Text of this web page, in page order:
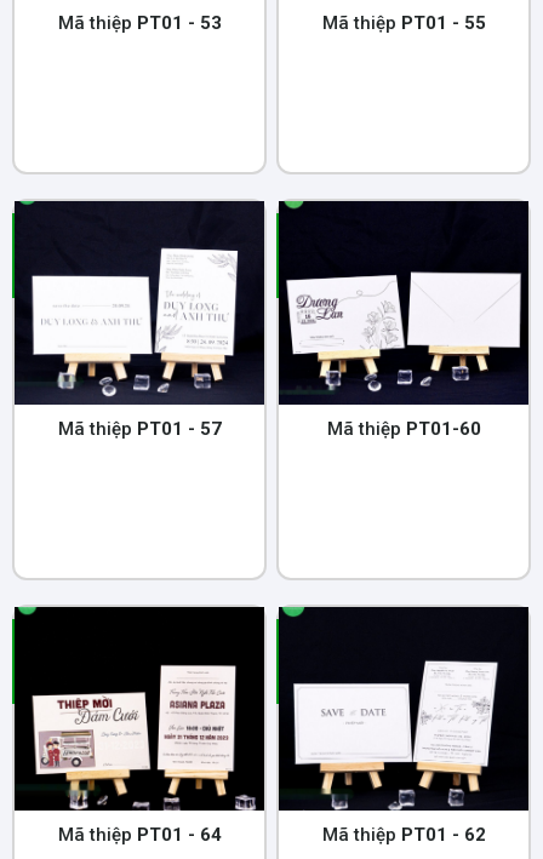
Mã thiệp PT01 - 53 Mã thiệp PT01 - 55
Mã thiệp PT01 - 57 Mã thiệp PT01-60
Mã thiệp PT01 - 64 Mã thiệp PT01 - 62